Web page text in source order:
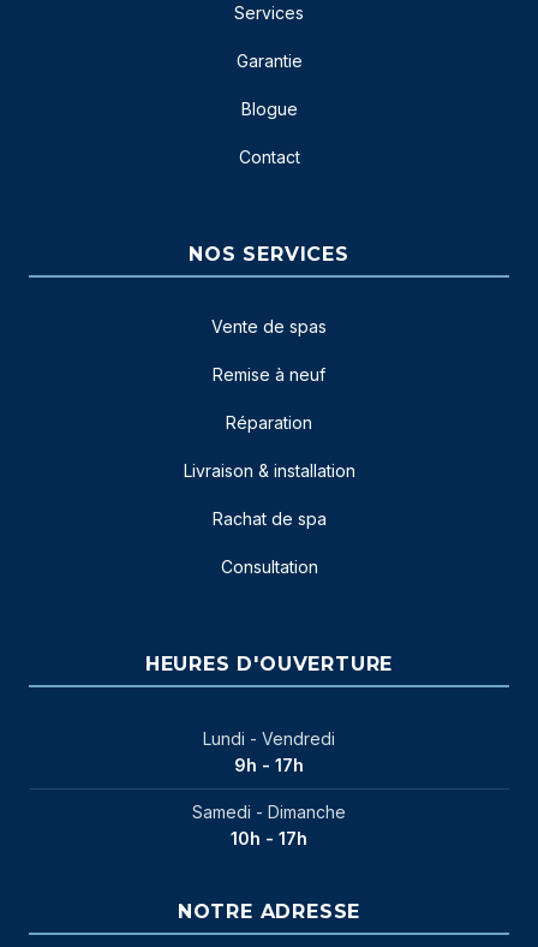
Services
Garantie
Blogue
Contact
NOS SERVICES
Vente de spas
Remise à neuf
Réparation
Livraison & installation
Rachat de spa
Consultation
HEURES D'OUVERTURE
Lundi - Vendredi
9h - 17h
Samedi - Dimanche
10h - 17h
NOTRE ADRESSE